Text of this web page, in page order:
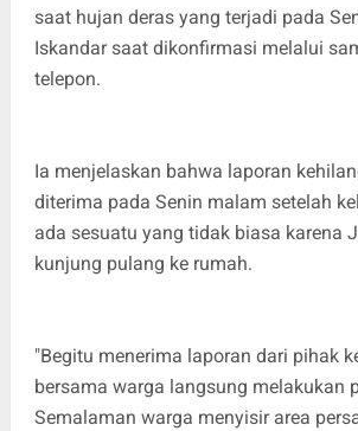
saat hujan deras yang terjadi pada
Iskandar saat dikonfirmasi melalui
telepon.
Ia menjelaskan bahwa laporan
diterima pada Senin malam setelah
ada sesuatu yang tidak biasa karena
kunjung pulang ke rumah.
"Begitu menerima laporan dari pihak
bersama warga langsung melakukan
Semalaman warga menyisir area